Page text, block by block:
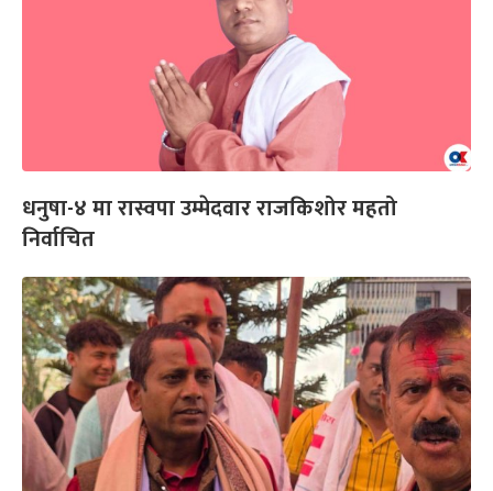
धनुषा-४ मा रास्वपा उम्मेदवार राजकिशोर महतो
निर्वाचित